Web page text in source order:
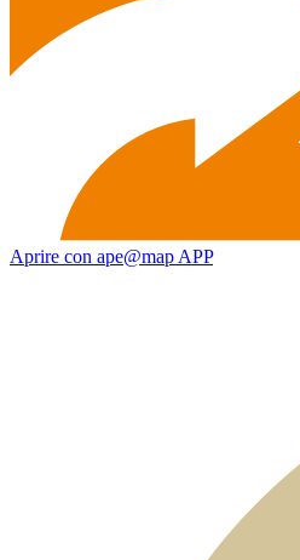
Aprire con ape@map APP